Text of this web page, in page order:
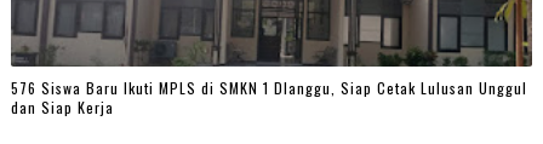
576 Siswa Baru Ikuti MPLS di SMKN 1 Dlanggu, Siap Cetak Lulusan Unggul
dan Siap Kerja